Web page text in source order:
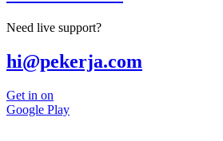
Need live support?
hi@pekerja.com
Get in on
Google Play